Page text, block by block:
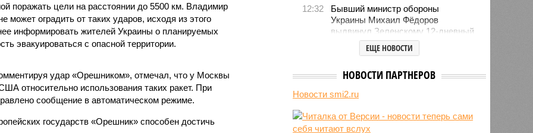
поражать цели на расстоянии до 5500 км. Владимир
оградить от таких ударов, исходя из этого
информировать жителей Украины о планируемых
эвакуироваться с опасной территории.
удар «Орешником», отмечал, что у Москвы
относительно использования таких ракет. При
сообщение в автоматическом режиме.
государств «Орешник» способен достичь
12:32
Бывший министр обороны
Украины Михаил Фёдоров
выдвинул Зеленскому 12-дневный
ультиматум
Удары США лишь замедлили
блогер передумал из-за реакции
11:43
Итальянские аграрии забили
ЕЩЕ НОВОСТИ
НОВОСТИ ПАРТНЕРОВ
Новости smi2.ru